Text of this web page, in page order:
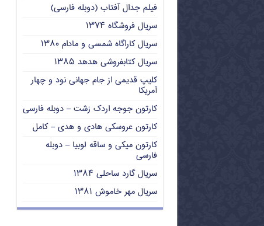
فیلم جدال آفتاب (دوبله فارسی)
سریال فروشگاه ۱۳۷۴
سریال کاراگاه شمسی و مادام ۱۳۸۰
سریال کتابفروشی هدهد ۱۳۸۵
کلیپ قدیمی از جام جهانی نود و چهار
آمریکا
کارتون جوجه اردک زشت – دوبله فارسی
کارتون عروسکی هادی و هدی – کامل
کارتون میکی و ساقه لوبیا – دوبله
فارسی
سریال گارد ساحلی ۱۳۸۴
سریال مهر خاموش ۱۳۸۱